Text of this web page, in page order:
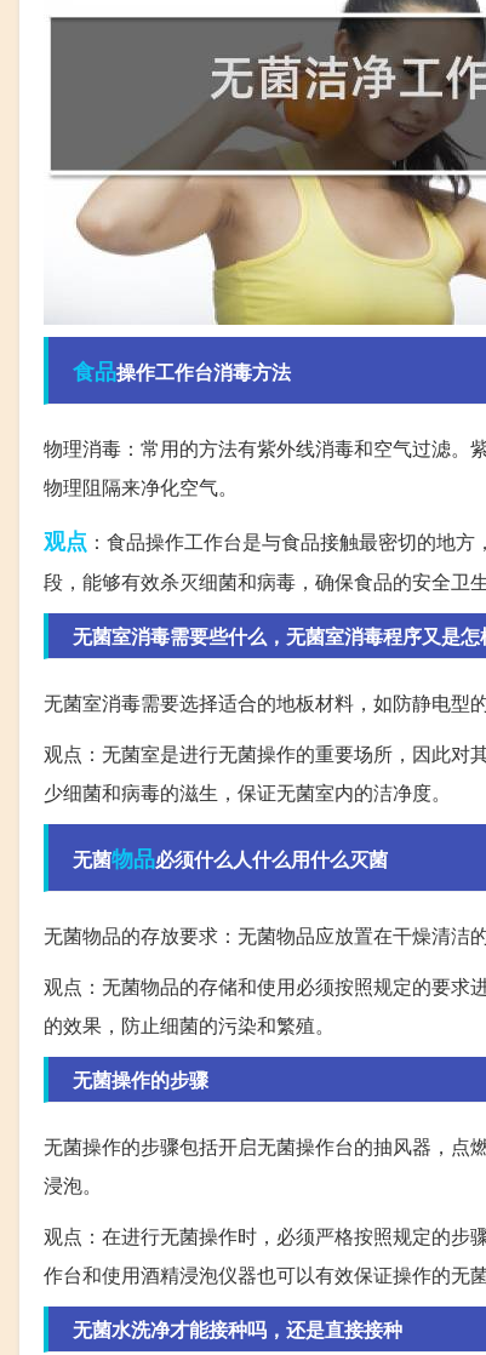
食品操作工作台消毒方法
物理消毒：常用的方法有紫外线消毒和空气过滤。
物理阻隔来净化空气。
观点 ：食品操作工作台是与食品接触最密切的地
段，能够有效杀灭细菌和病毒，确保食品的安全卫生
无菌室消毒需要些什么，无菌室消毒程序又是怎
无菌室消毒需要选择适合的地板材料，如防静电型
观点：无菌室是进行无菌操作的重要场所，因此对
少细菌和病毒的滋生，保证无菌室内的洁净度。
无菌物品必须什么人什么用什么灭菌
无菌物品的存放要求：无菌物品应放置在干燥清洁
观点：无菌物品的存储和使用必须按照规定的要求
的效果，防止细菌的污染和繁殖。
无菌操作的步骤
无菌操作的步骤包括开启无菌操作台的抽风器，点
浸泡。
观点：在进行无菌操作时，必须严格按照规定的步
作台和使用酒精浸泡仪器也可以有效保证操作的无菌
无菌水洗净才能接种吗，还是直接接种